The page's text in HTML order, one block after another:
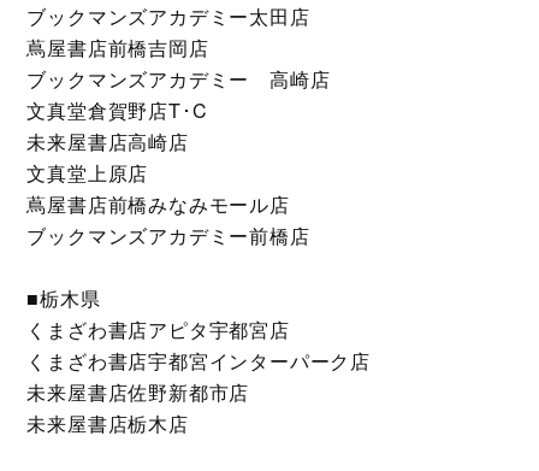
ブックマンズアカデミー太田店
蔦屋書店前橋吉岡店
ブックマンズアカデミー 高崎店
文真堂倉賀野店T･C
未来屋書店高崎店
文真堂上原店
蔦屋書店前橋みなみモール店
ブックマンズアカデミー前橋店
■栃木県
くまざわ書店アピタ宇都宮店
くまざわ書店宇都宮インターパーク店
未来屋書店佐野新都市店
未来屋書店栃木店